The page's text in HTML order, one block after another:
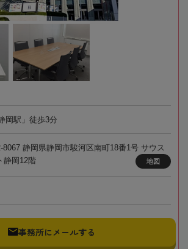
岡駅」徒歩3分
8067 静岡県静岡市駿河区南町18番1号 サウス
静岡12階
地図
事務所にメールする